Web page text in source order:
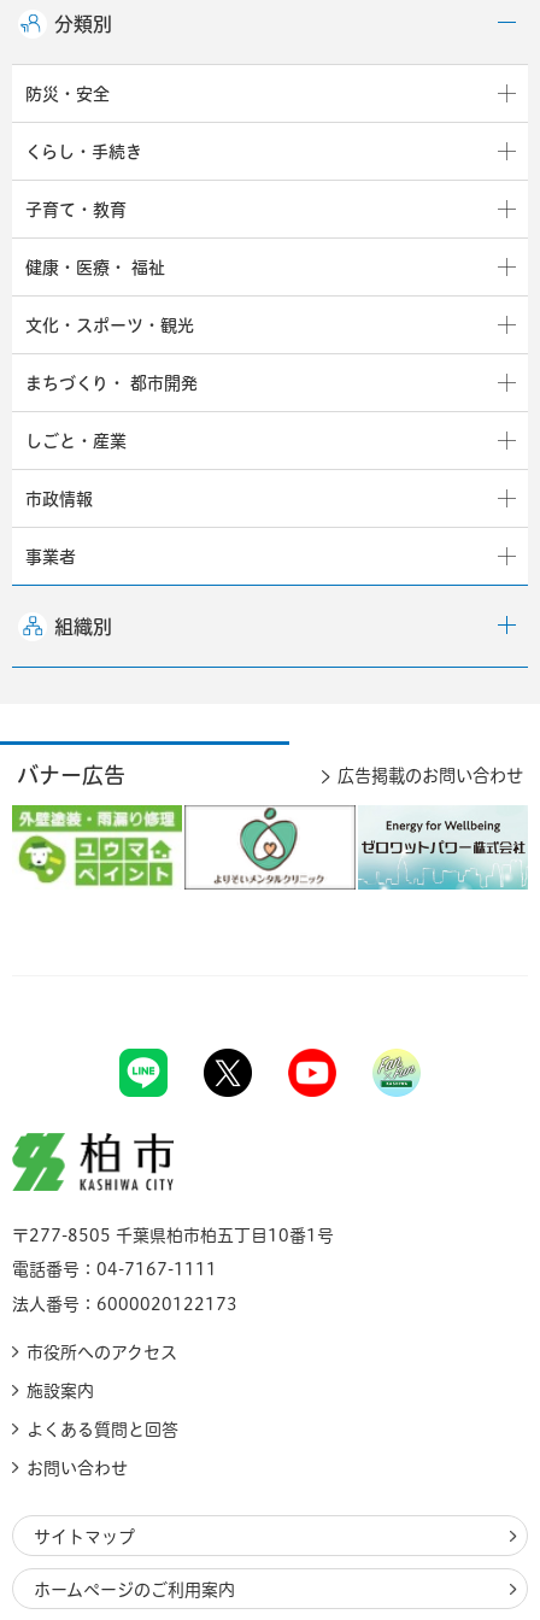
分類別
防災・安全
くらし・手続き
子育て・教育
健康・医療・ 福祉
文化・スポーツ・観光
まちづくり・ 都市開発
しごと・産業
市政情報
事業者
組織別
バナー広告 広告掲載のお問い合わせ
柏市
〒277-8505 千葉県柏市柏五丁目10番1号
電話番号：04-7167-1111
法人番号：6000020122173
市役所へのアクセス
施設案内
よくある質問と回答
お問い合わせ
サイトマップ
ホームページのご利用案内